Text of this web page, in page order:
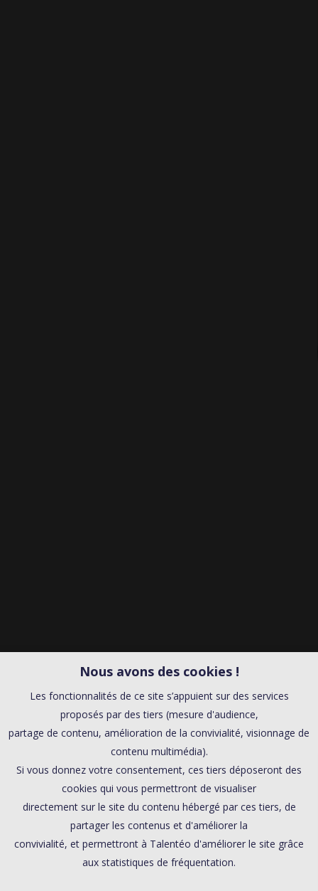
Nous avons des cookies !
Les fonctionnalités de ce site s’appuient sur des services
proposés par des tiers (mesure d'audience,
partage de contenu, amélioration de la convivialité, visionnage de
contenu multimédia).
Si vous donnez votre consentement, ces tiers déposeront des
cookies qui vous permettront de visualiser
directement sur le site du contenu hébergé par ces tiers, de
partager les contenus et d'améliorer la
convivialité, et permettront à Talentéo d'améliorer le site grâce
aux statistiques de fréquentation.